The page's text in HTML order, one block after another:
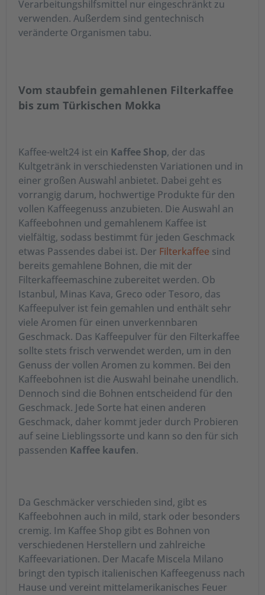
Maschinen anderer Hersteller. Bei allen ist das
Kaffeepulver aromaversiegelt verpackt und wird
erst durch das Einsetzen in die Kaffeemaschine
Kaffeepads) und Pouches von Dallmayr für
Spezialkaffeemaschinen in der Gastronomie oder
Gemeinschaftseinrichtungen.
Kapseln von rezemo bieten wir nicht mehr selbst
an, aber verlinken direkt zur Herstellerseite, wo Sie
diese auch bestellen können.
Bio- undFair-Trade-Kaffee im Kaffee
Shop bestellen
Sie möchten fair gehandelten Kaffee kaufen, der
nach ökologischen Kriterien angebaut ist? Wir
bietenBioundFair TradeProdukte aus
Überzeugung an, wie zum Beispiel denCafe
Intencion Especialoder dasBio Magermilchpulver
von Hämmerle- leicht erkennbar an
den Gütesiegeln. Hier profitieren Mensch und
Umwelt von nachhaltiger Landwirtschaft und
angemessenen Kaffeepreisen. Bio- und Fair Trade
Kaffeebohnen wachsen ohne den Einsatz von
Pestiziden, Herbiziden und synthetischen
Düngemitteln. Kaffeeprodukte im Kaffee Shop, die
mit diesen Siegeln ausgezeichnet sind,
entsprechen den Richtlinien des ökologischen
Anbaus. Auch die Weiterverarbeitung erfolgt unter
Verarbeitungshilfsmittel nur eingeschränkt und
gemäß der Bestimmungen zu verwenden.
Gentechnisch veränderte Organismen sind tabu.
Kaffeebohnen für Vollautomaten
kaufen
Verarbeitungshilfsmittel nur eingeschränkt zu
verwenden. Außerdem sind gentechnisch
veränderte Organismen tabu.
Vom staubfein gemahlenen Filterkaffee
bis zum Türkischen Mokka
Kaffee-welt24 ist ein Kaffee Shop, der das
Kultgetränk in verschiedensten Variationen und in
einer großen Auswahl anbietet. Dabei geht es
vorrangig darum, hochwertige Produkte für den
vollen Kaffeegenuss anzubieten. Die Auswahl an
Kaffeebohnen und gemahlenem Kaffee ist
vielfältig, sodass bestimmt für jeden Geschmack
etwas Passendes dabei ist. Der Filterkaffee sind
bereits gemahlene Bohnen, die mit der
Filterkaffeemaschine zubereitet werden. Ob
Istanbul, Minas Kava, Greco oder Tesoro, das
Kaffeepulver ist fein gemahlen und enthält sehr
viele Aromen für einen unverkennbaren
Geschmack. Das Kaffeepulver für den Filterkaffee
sollte stets frisch verwendet werden, um in den
Genuss der vollen Aromen zu kommen. Bei den
Kaffeebohnen ist die Auswahl beinahe unendlich.
Dennoch sind die Bohnen entscheidend für den
Geschmack. Jede Sorte hat einen anderen
Geschmack, daher kommt jeder durch Probieren
auf seine Lieblingssorte und kann so den für sich
passenden Kaffee kaufen.
Da Geschmäcker verschieden sind, gibt es
Kaffeebohnen auch in mild, stark oder besonders
cremig. Im Kaffee Shop gibt es Bohnen von
verschiedenen Herstellern und zahlreiche
Kaffeevariationen. Der Macafe Miscela Milano
bringt den typisch italienischen Kaffeegenuss nach
Hause und vereint mittelamerikanisches Feuer